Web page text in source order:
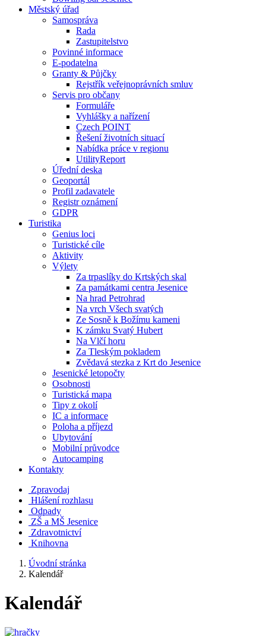
Městský úřad
Samospráva
Rada
Zastupitelstvo
Povinné informace
E-podatelna
Granty & Půjčky
Rejstřík veřejnoprávních smluv
Servis pro občany
Formuláře
Vyhlášky a nařízení
Czech POINT
Řešení životních situací
Nabídka práce v regionu
UtilityReport
Úřední deska
Geoportál
Profil zadavatele
Registr oznámení
GDPR
Turistika
Genius loci
Turistické cíle
Aktivity
Výlety
Za trpaslíky do Krtských skal
Za památkami centra Jesenice
Na hrad Petrohrad
Na vrch Všech svatých
Ze Sosně k Božímu kameni
K zámku Svatý Hubert
Na Vlčí horu
Za Tleským pokladem
Zvědavá stezka z Krt do Jesenice
Jesenické letopočty
Osobnosti
Turistická mapa
Tipy z okolí
IC a informace
Poloha a příjezd
Ubytování
Mobilní průvodce
Autocamping
Kontakty
Zpravodaj
Hlášení rozhlasu
Odpady
ZŠ a MŠ Jesenice
Zdravotnictví
Knihovna
Úvodní stránka
Kalendář
Kalendář